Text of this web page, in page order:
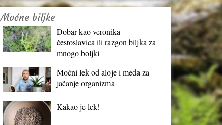
Moćne biljke
Dobar kao veronika –
čestoslavica ili razgon biljka za
mnogo boljki
Moćni lek od aloje i meda za
jačanje organizma
Kakao je lek!